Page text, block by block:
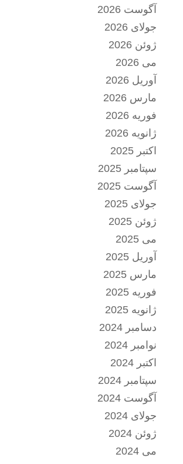
آگوست 2026
جولای 2026
ژوئن 2026
می 2026
آوریل 2026
مارس 2026
فوریه 2026
ژانویه 2026
اکتبر 2025
سپتامبر 2025
آگوست 2025
جولای 2025
ژوئن 2025
می 2025
آوریل 2025
مارس 2025
فوریه 2025
ژانویه 2025
دسامبر 2024
نوامبر 2024
اکتبر 2024
سپتامبر 2024
آگوست 2024
جولای 2024
ژوئن 2024
می 2024